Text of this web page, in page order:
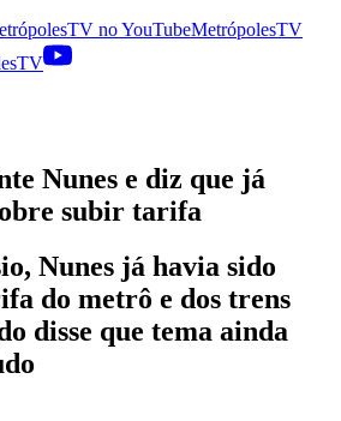
noYouTubeMetrópolesTV
Nunes e diz que já
subir tarifa
Nunes já havia sido
do metrô e dos trens
disse que tema ainda